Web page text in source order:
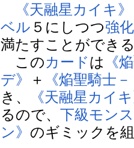
《天融星カイキ》
ベル ５にしつつ強化
満たすことができ
このカードは 《
デ》
＋
《焔聖騎士
き、
《天融星カイ
るので、下級モン
ン》 のギミックを